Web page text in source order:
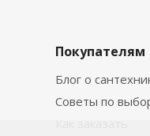
Покупателям
Блог о
Советы по